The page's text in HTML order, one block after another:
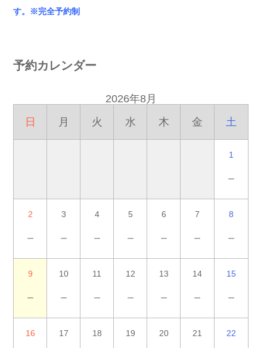
す。
※完全予約制
予約カレンダー
2026年8月
日
月 火 水 木 金 土
1
－
2
－
3
－
4
－
5
－
6
－
7
－
8
－
9
－
10
－
11
－
12
－
13
－
14
－
15
－
16 17 18 19 20 21 22